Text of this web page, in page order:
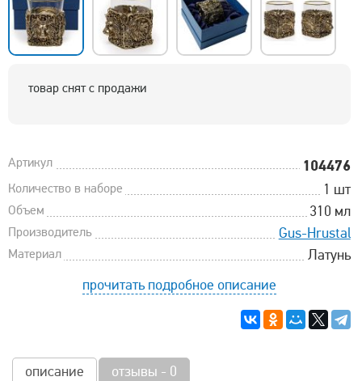
товар снят с продажи
Артикул 104476
Количество в наборе 1 шт
Объем 310 мл
Производитель Gus-Hrustal
Материал
Латунь
прочитать подробное описание
описание отзывы - 0